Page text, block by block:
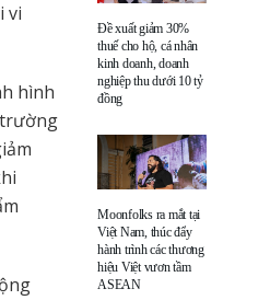
vi
hình
trường
Đề xuất giảm 30%
thuế cho hộ, cá nhân
kinh doanh, doanh
nghiệp thu dưới 10 tỷ
đồng
Moonfolks ra mắt tại
Việt Nam, thúc đẩy
hành trình các thương
hiệu Việt vươn tầm
ASEAN